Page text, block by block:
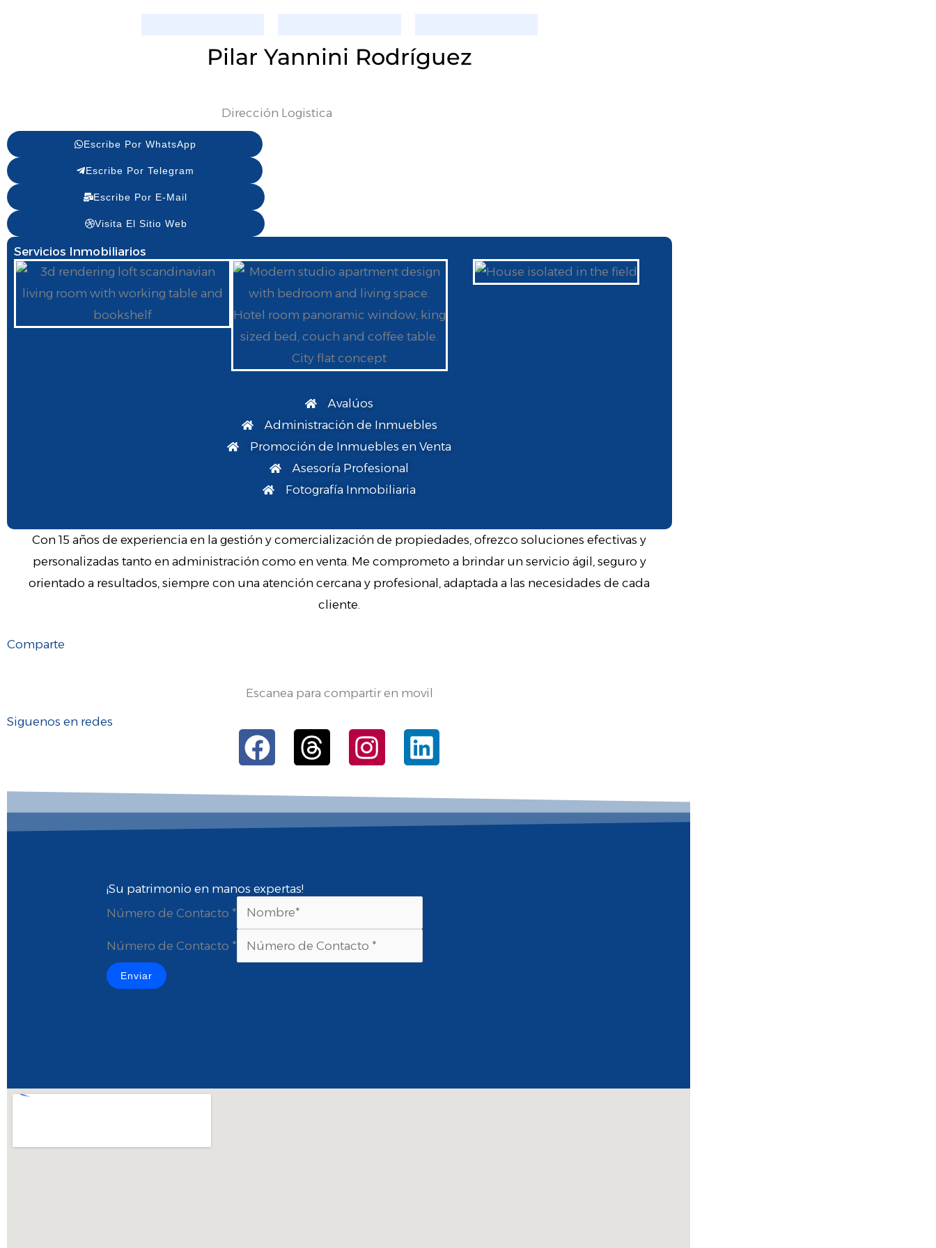
Pilar Yannini Rodríguez
Dirección Logistica
Escribe Por WhatsApp
Escribe Por Telegram
Escribe Por E-Mail
Visita El Sitio Web
Servicios Inmobiliarios
Avalúos
Administración de Inmuebles
Promoción de Inmuebles en Venta
Asesoría Profesional
Fotografía Inmobiliaria
Con 15 años de experiencia en la gestión y comercialización de propiedades, ofrezco soluciones efectivas y
personalizadas tanto en administración como en venta. Me comprometo a brindar un servicio ágil, seguro y
orientado a resultados, siempre con una atención cercana y profesional, adaptada a las necesidades de cada
cliente.
Comparte
Escanea para compartir en movil
Siguenos en redes
Facebook
ThreadsInstagram
Linkedin
¡Su patrimonio en manos expertas!
Número de Contacto *
Contacto
Contacto
de
Número de Contacto *
Enviar